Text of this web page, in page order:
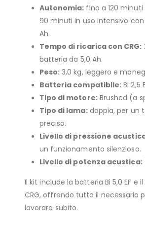
Autonomia: fino a 120
90 minuti in uso intensivo
Ah.
Tempo di ricarica con CRG:
batteria da 5,0 Ah.
Peso: 3,0 kg, leggero e
Batteria compatibile: Bi 2,5
Tipo di motore:Brushed (a
Tipo di lama:doppia, per un
preciso.
Livello di pressione
un funzionamento silenzioso.
Livello di potenza acustica:
Il kit include la batteria Bi 5,0 EF e
CRG, offrendo tutto il necessario
lavorare subito.